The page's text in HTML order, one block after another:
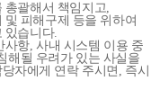
총괄해서 책임지고,
피해구제 등을 위하여
있습니다.
항, 사내 시스템 이용 중
해될 우려가 있는 사실을
자에게 연락 주시면, 즉시